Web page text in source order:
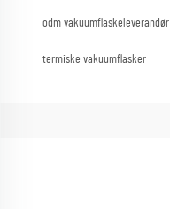
odm vakuumflaskeleverandør
termiske vakuumflasker